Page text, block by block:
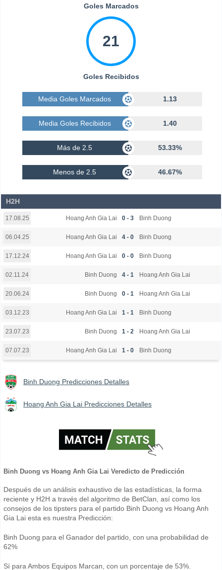
Goles Marcados
21
Goles Recibidos
Media Goles Marcados 1.13
Media Goles Recibidos 1.40
Más de 2.5 53.33%
Menos de 2.5 46.67%
H2H
17.08.25 Hoang Anh Gia Lai 0 - 3 Binh Duong
06.04.25 Hoang Anh Gia Lai 4 - 0 Binh Duong
17.12.24 Hoang Anh Gia Lai 0 - 0 Binh Duong
02.11.24 Binh Duong 4 - 1 Hoang Anh Gia Lai
20.06.24 Binh Duong 0 - 1 Hoang Anh Gia Lai
03.12.23 Hoang Anh Gia Lai 1 - 1 Binh Duong
23.07.23 Binh Duong 1 - 2 Hoang Anh Gia Lai
07.07.23 Hoang Anh Gia Lai 1 - 0 Binh Duong
Binh Duong Predicciones Detalles
Hoang Anh Gia Lai Predicciones Detalles
Binh Duong vs Hoang Anh Gia Lai Veredicto de Predicción
Después de un análisis exhaustivo de las estadísticas, la forma
reciente y H2H a través del algoritmo de BetClan, así como los
consejos de los tipsters para el partido Binh Duong vs Hoang Anh
Gia Lai esta es nuestra Predicción:
Binh Duong para el Ganador del partido, con una probabilidad de
62%
Sí para Ambos Equipos Marcan, con un porcentaje de 53%.